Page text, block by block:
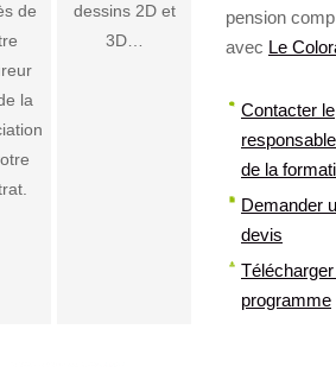
pension
avec Le
Contacter le
responsable
de la
Demander
devis
programme
de
la
dessins 2D et
3D…